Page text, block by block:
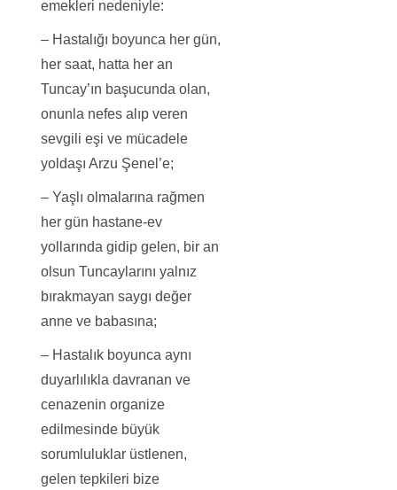
emekleri nedeniyle:
– Hastalığı boyunca her gün,
her saat, hatta her an
Tuncay’ın başucunda olan,
onunla nefes alıp veren
sevgili eşi ve mücadele
yoldaşı Arzu Şenel’e;
– Yaşlı olmalarına rağmen
her gün hastane-ev
yollarında gidip gelen, bir an
olsun Tuncaylarını yalnız
bırakmayan saygı değer
anne ve babasına;
– Hastalık boyunca aynı
duyarlılıkla davranan ve
cenazenin organize
edilmesinde büyük
sorumluluklar üstlenen,
gelen tepkileri bize